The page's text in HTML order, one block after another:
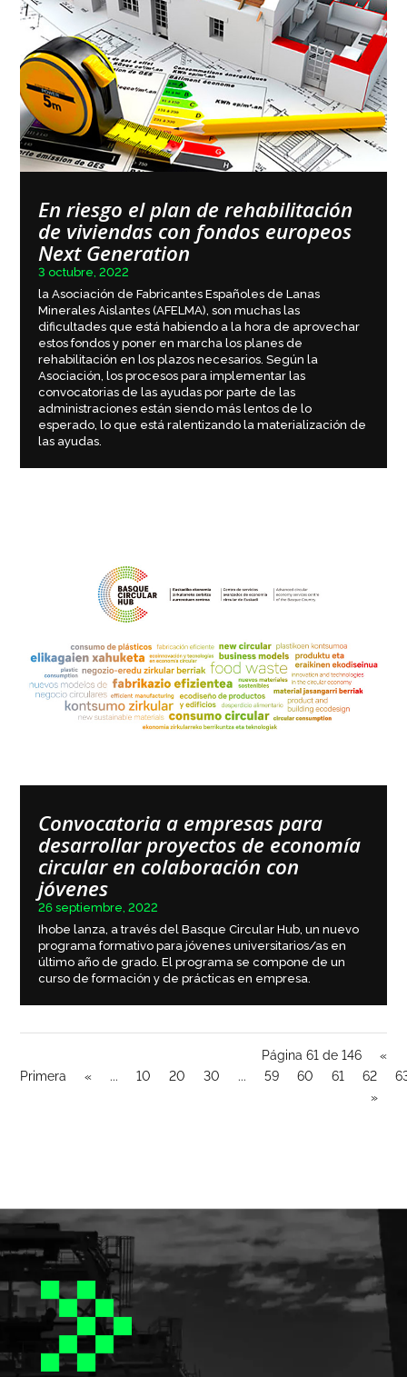
En riesgo el plan de rehabilitación
de viviendas con fondos europeos
Next Generation
3 octubre, 2022
la Asociación de Fabricantes Españoles de Lanas
Minerales Aislantes (AFELMA), son muchas las
dificultades que está habiendo a la hora de aprovechar
estos fondos y poner en marcha los planes de
rehabilitación en los plazos necesarios. Según la
Asociación, los procesos para implementar las
convocatorias de las ayudas por parte de las
administraciones están siendo más lentos de lo
esperado, lo que está ralentizando la materialización de
las ayudas.
Convocatoria a empresas para
desarrollar proyectos de economía
circular en colaboración con
jóvenes
26 septiembre, 2022
Ihobe lanza, a través del Basque Circular Hub, un nuevo
programa formativo para jóvenes universitarios/as en
último año de grado. El programa se compone de un
curso de formación y de prácticas en empresa.
Página 61 de 146
«
Primera
« ... 10 20 30 ... 59 60 61 62
»